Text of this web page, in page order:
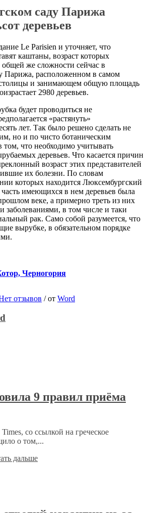
саду Парижа
деревьев
Le Parisien и уточняет, что
каштаны, возраст которых
же сложности сейчас в
Парижа, расположенном в самом
столицы и занимающем общую площадь
2980 деревьев.
будет проводиться не
«растянуть»
лет. Так было решено сделать не
но и по чисто ботаническим
том, что необходимо учитывать
деревьев. Что касается причин
возраст этих представителей
их болезни. По словам
которых находится Люксембургский
часть имеющихся в нем деревьев была
веке, а примерно треть из них
заболеваниями, в том числе и таки
рак. Само собой разумеется, что
вырубке, в обязательном порядке
Черногория
отзывов /от Word
9 правил приёма
со ссылкой на греческое
о том,...
дальше